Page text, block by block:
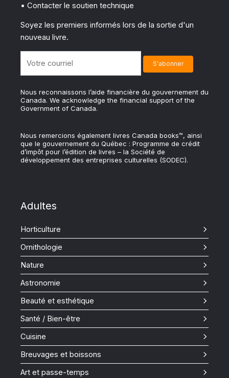
• Contacter le soutien technique
Soyez les premiers informés lors de la sortie d'un
nouveau livre.
Nous reconnaissons l’aide financière du gouvernement du
Canada. We acknowledge the financial support of the
Government of Canada.
Nous remercions également livres Canada books™, ainsi
que le gouvernement du Québec : Programme de crédit
d’impôt pour l’édition de livres – la Société de
développement des entreprises culturelles (SODEC).
Adultes
Horticulture
Ornithologie
Nature
Astronomie
Beauté et esthétique
Santé / Bien-être
Cuisine
Breuvages et boissons
Art et passe-temps